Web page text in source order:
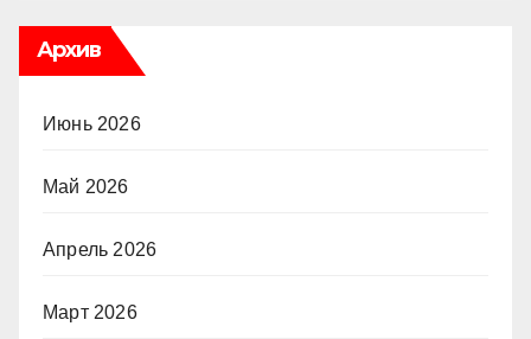
Архив
Июнь 2026
Май 2026
Апрель 2026
Март 2026